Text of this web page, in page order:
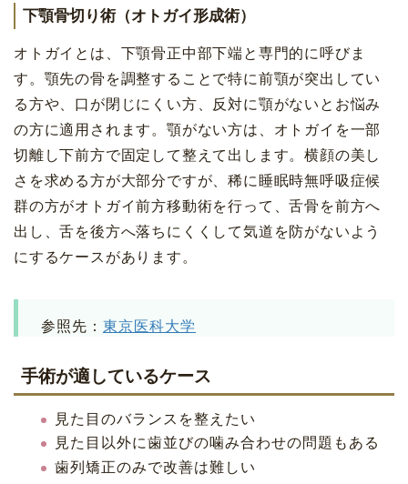
下顎骨切り術（オトガイ形成術）
オトガイとは、下顎骨正中部下端と専門的に呼びま
す。顎先の骨を調整することで特に前顎が突出してい
る方や、口が閉じにくい方、反対に顎がないとお悩み
の方に適用されます。顎がない方は、オトガイを一部
切離し下前方で固定して整えて出します。横顔の美し
さを求める方が大部分ですが、稀に睡眠時無呼吸症候
群の方がオトガイ前方移動術を行って、舌骨を前方へ
出し、舌を後方へ落ちにくくして気道を防がないよう
にするケースがあります。
参照先： 東京医科大学
手術が適しているケース
見た目のバランスを整えたい
見た目以外に歯並びの噛み合わせの問題もある
歯列矯正のみで改善は難しい